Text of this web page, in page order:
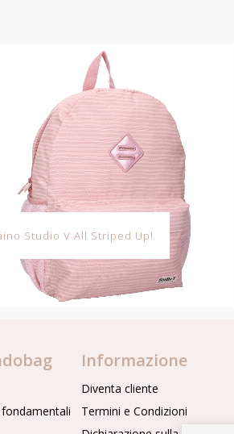
Studio V All Striped Up!
Informazione
Diventa cliente
Termini e Condizioni